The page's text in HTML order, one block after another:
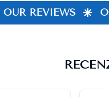
OUR REVIEWS